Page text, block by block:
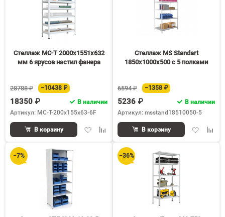
Стеллаж МС-Т 2000х1551х632
мм 6 ярусов настил фанера
28788 ₽ −10438 ₽
18350 ₽
В наличии
Артикул: MC-T-200x155x63-6F
ДобавитьДобавить
сравнению
В корзину
Стеллаж MS Standart
1850х1000х500 c 5 полками
6594 ₽ −1358 ₽
5236 ₽
В наличии
Артикул: msstand18510050-5
Добавить
В корзину
−7% −36%